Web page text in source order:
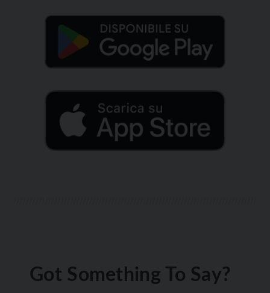
Got Something To Say?